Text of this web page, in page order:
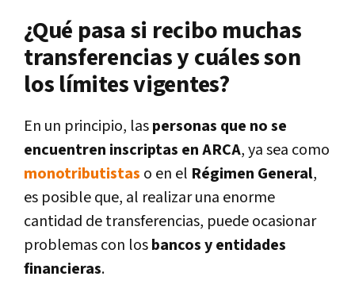
¿Qué pasa si recibo muchas
transferencias y cuáles son
los límites vigentes?
En un principio, laspersonas que no se
encuentren inscriptas en ARCA, ya sea como
monotributistas o en el Régimen General,
es posible que, al realizar una enorme
cantidad de transferencias, puede ocasionar
problemas con losbancos y entidades
financieras.